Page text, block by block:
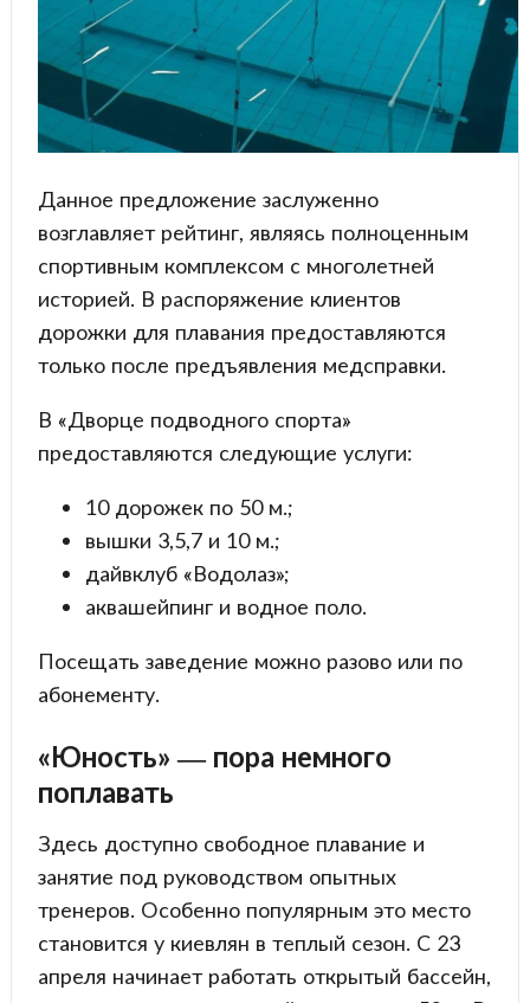
Данное предложение заслуженно
возглавляет рейтинг, являясь полноценным
спортивным комплексом с многолетней
историей. В распоряжение клиентов
дорожки для плавания предоставляются
только после предъявления медсправки.
В «Дворце подводного спорта»
предоставляются следующие услуги:
10 дорожек по 50 м.;
вышки 3,5,7 и 10 м.;
дайвклуб «Водолаз»;
аквашейпинг и водное поло.
Посещать заведение можно разово или по
абонементу.
«Юность» — пора немного
поплавать
Здесь доступно свободное плавание и
занятие под руководством опытных
тренеров. Особенно популярным это место
становится у киевлян в теплый сезон. С 23
апреля начинает работать открытый бассейн,